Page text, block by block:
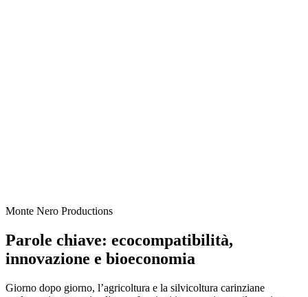
Monte Nero Productions
Parole chiave: ecocompatibilità,
innovazione e bioeconomia
Giorno dopo giorno, l’agricoltura e la silvicoltura carinziane